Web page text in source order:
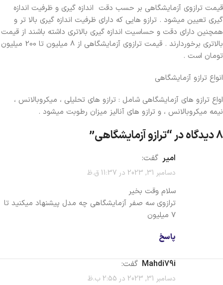
قیمت ترازوی آزمایشگاهی بر حسب دقت اندازه گیری و ظرفیت اندازه
گیری تعیین میشود . ترازو هایی که دارای ظرفیت اندازه گیری بالا تر و
همچنین دارای دقت و حساسیت اندازه گیری بالاتری داشته باشند از قیمت
بالاتری برخوردارند . قیمت ترازوی آزمایشگاهی از 8 میلیون تا 200 میلیون
تومان است .
انواع ترازو آزمایشگاهی
اواع ترازو های آزمایشگاهی شامل : ترازو های تحلیلی ، میکروبالانس ،
نیمه میکروبالانس ، و ترازو های آنالیز میزان رطوبت میشود .
8 دیدگاه در “ ترازو آزمایشگاهی”
امیر گفت:
دسامبر 31, 2023 در 11:37 ق.ظ
سلام وقت بخیر
ترازوی سه صفر آزمایشگاهی چه مدل پیشنهاد میکنید تا
۷ میلیون
پاسخ
Mahdi79i گفت:
دسامبر 31, 2023 در 2:55 ب.ظ